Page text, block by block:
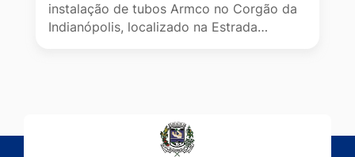
instalação de tubos Armco no Corgão da
Indianópolis, localizado na Estrada…